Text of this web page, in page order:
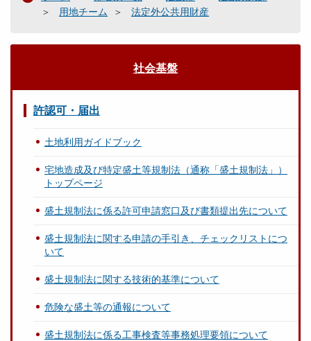
用地チーム
法定外公共用財産
社会基盤
許認可・届出
土地利用ガイドブック
宅地造成及び特定盛土等規制法（通称「盛土規制法」）
トップページ
盛土規制法に係る許可申請窓口及び書類提出先について
盛土規制法に関する申請の手引き、チェックリストにつ
いて
盛土規制法に関する技術的基準について
危険な盛土等の通報について
盛土規制法に係る工事検査等事務処理要領について